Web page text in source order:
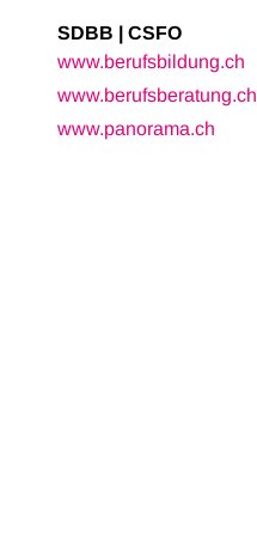
SDBB | CSFO
www.berufsbildung.ch
www.berufsberatung.ch
www.panorama.ch